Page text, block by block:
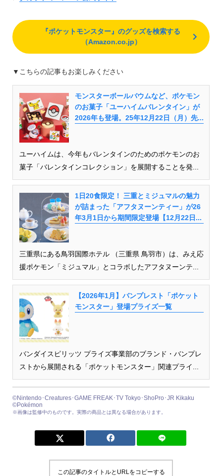
『ポケットモンスター』のグッズを検索する
（Amazon.co.jp）
▼こちらの記事もお楽しみください
モンスターボールバウムなど、ポケモン
のお菓子「ユーハイムバレンタイン」が
2026年も登場。25年12月22日（月）先...
ユーハイムは、今年もバレンタインのためのポケモンのお
菓子「バレンタインコレクション」を展開することを発...
1日20食限定！ 三重とミジュマルの魅力
が詰まった「アフタヌーンティー」が26
年3月1日から期間限定登場【12月22日...
三重県にある鳥羽国際ホテル （三重県 鳥羽市）は、みえ応
援ポケモン「ミジュマル」とコラボしたアフタヌーンテ...
【2026年1月】バンプレスト「ポケット
モンスター」登場プライズ一覧
バンダイスピリッツ プライズ事業部のブランド・バンプレ
ストから展開される「ポケットモンスター」関連プライ...
©Nintendo･Creatures･GAME FREAK･TV Tokyo･ShoPro･JR Kikaku
©Pokémon
※画像は監修中のものです。実際の商品とは異なる場合があります。
この記事のタイトルとURLをコピーする